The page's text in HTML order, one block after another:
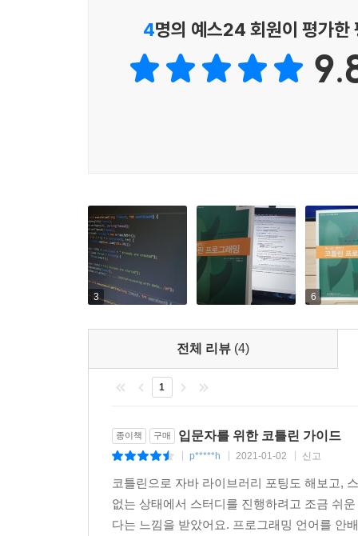
4명의 예스24 회원이 평가한
3 6
전체 리뷰 (4)
1
종이책 구매 입문자를 위한 코틀린 가이드
p*****h 2021-01-02 신고
코틀린으로 자바 라이브러리 포팅도 해보고,
없는 상태에서 스터디를 진행하려고 조금 쉬
다는 느낌을 받았어요. 프로그래밍 언어를 안